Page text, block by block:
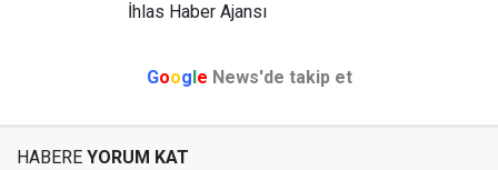
İhlas Haber Ajansı
Google News'de takip et
HABERE YORUM KAT